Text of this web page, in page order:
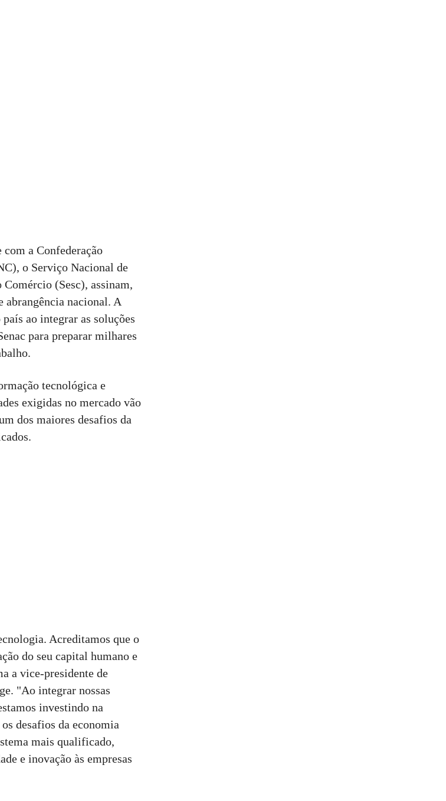
a Confederação
o Serviço Nacional de
(Sesc), assinam,
abrangência nacional. A
ao integrar as soluções
para preparar milhares
tecnológica e
exigidas no mercado vão
dos maiores desafios da
Acreditamos que o
do seu capital humano e
a vice-presidente de
"Ao integrar nossas
investindo na
desafios da economia
mais qualificado,
e inovação às empresas